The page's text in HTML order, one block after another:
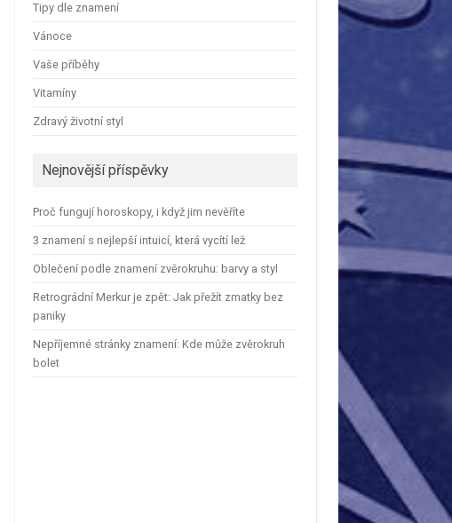
Tipy dle znamení
Vánoce
Vaše příběhy
Vitamíny
Zdravý životní styl
Nejnovější příspěvky
Proč fungují horoskopy, i když jim nevěříte
3 znamení s nejlepší intuicí, která vycítí lež
Oblečení podle znamení zvěrokruhu: barvy a styl
Retrográdní Merkur je zpět: Jak přežít zmatky bez
paniky
Nepříjemné stránky znamení: Kde může zvěrokruh
bolet